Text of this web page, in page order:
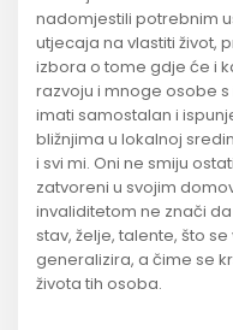
nadomjestili potrebnim
utjecaja na vlastiti život,
izbora o tome gdje će i
razvoju i mnoge osobe
imati samostalan i
bližnjima u lokalnoj
i svi mi. Oni ne smiju
zatvoreni u svojim
invaliditetom ne znači
stav, želje, talente, što
generalizira, a čime se
života tih osoba.